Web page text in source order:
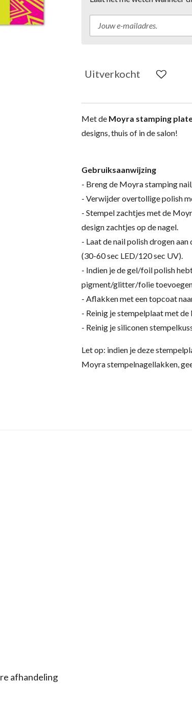
Uitverkocht
Met de Moyra stamping
designs, thuis of in de salon!
Gebruiksaanwijzing
- Breng de Moyra stamping
- Verwijder overtollige polish
- Stempel zachtjes met de
design zachtjes op de nagel.
- Laat de nail polish drogen
(30-60 sec LED/120 sec UV).
- Indien je de gel/foil polish
pigment/glitter/folie
- Aflakken met een topcoat
- Reinig je stempelplaat met
- Reinig je siliconen
Let op: indien je deze
Moyra stempelnagellakken,
afhandeling